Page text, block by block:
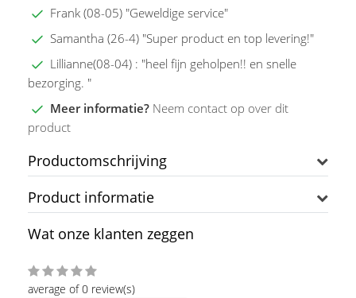
Frank (08-05) "Geweldige service"
Samantha (26-4) "Super product en top levering!"
Lillianne(08-04) : "heel fijn geholpen!! en snelle
bezorging. "
Meer informatie? Neem contact op over dit
product
Productomschrijving
Product informatie
Wat onze klanten zeggen
average of 0 review(s)